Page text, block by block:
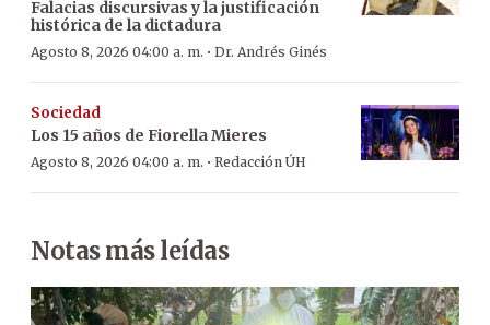
Falacias discursivas y la justificación
histórica de la dictadura
Agosto 8, 2026 04:00 a. m. · Dr. Andrés Ginés
Sociedad
Los 15 años de Fiorella Mieres
Agosto 8, 2026 04:00 a. m. · Redacción ÚH
Notas más leídas